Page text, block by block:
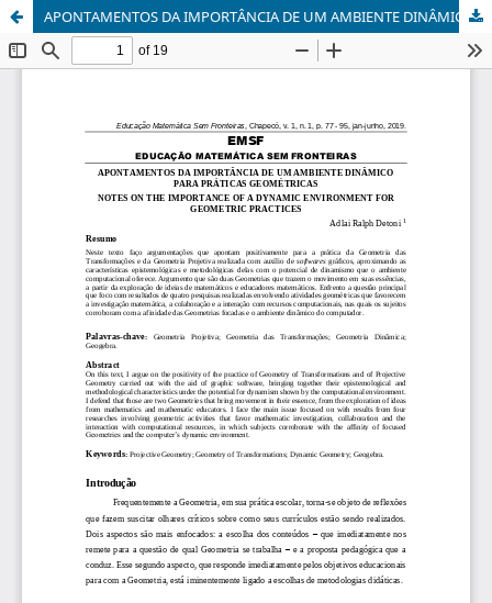
APONTAMENTOS DA IMPORTÂNCIA DE UM AMBIENTE DINÂMICO PARA PRÁTICAS GEOMÉTRICAS